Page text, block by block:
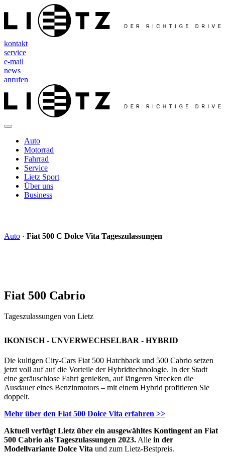
kontakt
service
e-mail
news
anrufen
Inhalt
Auto
Motorrad
Fahrrad
Service
Lietz Sport
Über uns
Business
Auto · Fiat 500 C Dolce Vita Tageszulassungen
Fiat 500 Cabrio
Tageszulassungen von Lietz
IKONISCH - UNVERWECHSELBAR - HYBRID
Die kultigen City-Cars Fiat 500 Hatchback und 500 Cabrio setzen
jetzt voll auf auf die Vorteile der Hybridtechnologie. In der Stadt
eine geräuschlose Fahrt genießen, auf längeren Strecken die
Ausdauer eines Benzinmotors – mit einem Hybrid profitieren Sie
doppelt.​
Mehr über den Fiat 500 Dolce Vita erfahren >>
Aktuell verfügt Lietz über ein ausgewähltes Kontingent an Fiat
500 Cabrio als Tageszulassungen 2023. Alle in der
Modellvariante Dolce Vita und zum Lietz-Bestpreis.